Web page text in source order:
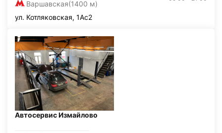
Варшавская(1400 м)
ул. Котляковская, 1Ас2
Автосервис Измайлово